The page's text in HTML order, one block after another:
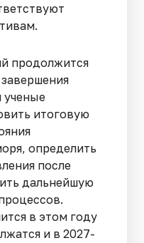
продолжится
ученые
итоговую
определить
после
дальнейшую
в этом году
и в 2027-